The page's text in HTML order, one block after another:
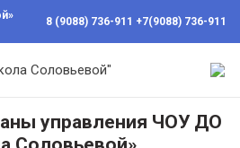
8 (9088) 736-911 +7(9088) 736-911
управления ЧОУ ДО